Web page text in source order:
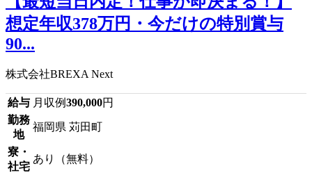
想定年収378万円・今だけの特別賞与
90...
株式会社BREXA Next
給与 月収例390,000円
勤務
地
福岡県 苅田町
寮・
社宅
あり（無料）